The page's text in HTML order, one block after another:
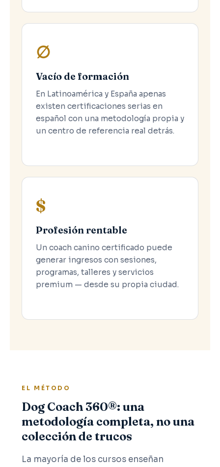
∅
Vacío de formación
En Latinoamérica y España apenas
existen certificaciones serias en
español con una metodología propia y
un centro de referencia real detrás.
$
Profesión rentable
Un coach canino certificado puede
generar ingresos con sesiones,
programas, talleres y servicios
premium — desde su propia ciudad.
EL MÉTODO
Dog Coach 360®: una
metodología completa, no una
colección de trucos
La mayoría de los cursos enseñan